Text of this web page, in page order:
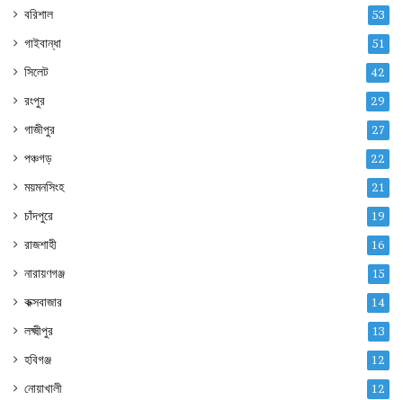
বরিশাল 53
গাইবান্ধা 51
সিলেট 42
রংপুর 29
গাজীপুর 27
পঞ্চগড় 22
ময়মনসিংহ 21
চাঁদপুরে 19
রাজশাহী 16
নারায়ণগঞ্জ 15
কক্সবাজার 14
লক্ষ্মীপুর 13
হবিগঞ্জ 12
নোয়াখালী 12